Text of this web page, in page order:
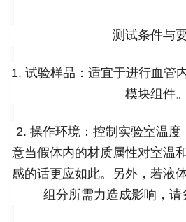
测试条件与
1. 试验样品：适宜于进行血管
模块组件。
2. 操作环境：控制实验室温
意当假体内的材质属性对室温
感的话更应如此。另外，若液
组分所需力造成影响，请